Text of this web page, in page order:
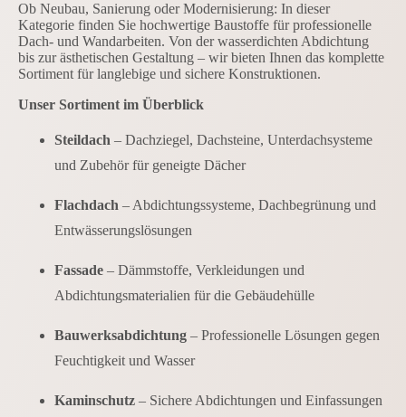
Ob Neubau, Sanierung oder Modernisierung: In dieser
Kategorie finden Sie hochwertige Baustoffe für professionelle
Dach- und Wandarbeiten. Von der wasserdichten Abdichtung
bis zur ästhetischen Gestaltung – wir bieten Ihnen das komplette
Sortiment für langlebige und sichere Konstruktionen.
Unser Sortiment im Überblick
Steildach – Dachziegel, Dachsteine, Unterdachsysteme
und Zubehör für geneigte Dächer
Flachdach – Abdichtungssysteme, Dachbegrünung und
Entwässerungslösungen
Fassade – Dämmstoffe, Verkleidungen und
Abdichtungsmaterialien für die Gebäudehülle
Bauwerksabdichtung – Professionelle Lösungen gegen
Feuchtigkeit und Wasser
Kaminschutz – Sichere Abdichtungen und Einfassungen